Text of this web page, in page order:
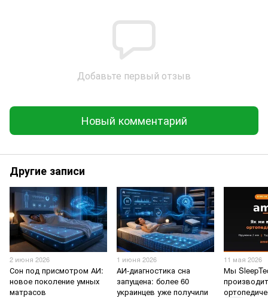
Добавьте первый отзыв
Новый комментарий
Другие записи
2 июня 2026
Сон под присмотром АИ:
новое поколение умных
матрасов
1 июня 2026
АИ-диагностика сна
запущена: более 60
украинцев уже получили
11 мая 2026
Мы